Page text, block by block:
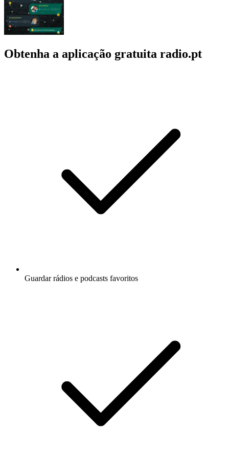
Obtenha a aplicação gratuita radio.pt
Guardar rádios e podcasts favoritos